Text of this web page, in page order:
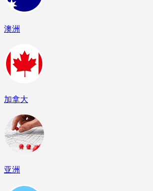
澳洲
加拿大
亚洲